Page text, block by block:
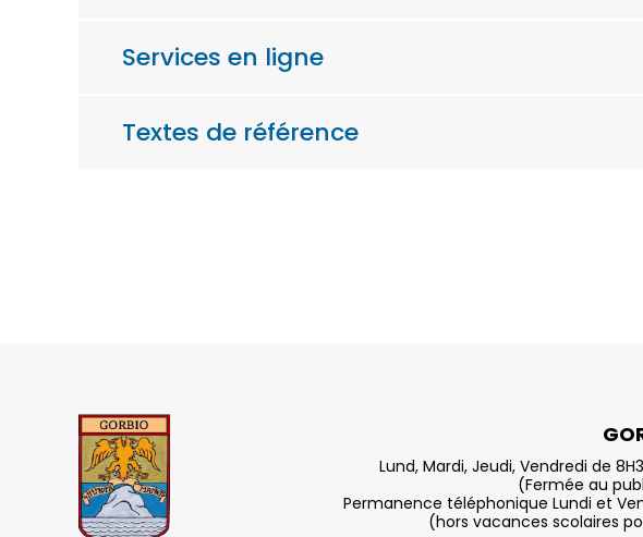
Services en ligne
Textes de référence
Lund, Mardi, Jeudi, Vendredi de
(Fermée au
Permanence téléphonique Lundi et
(hors vacances scolaires